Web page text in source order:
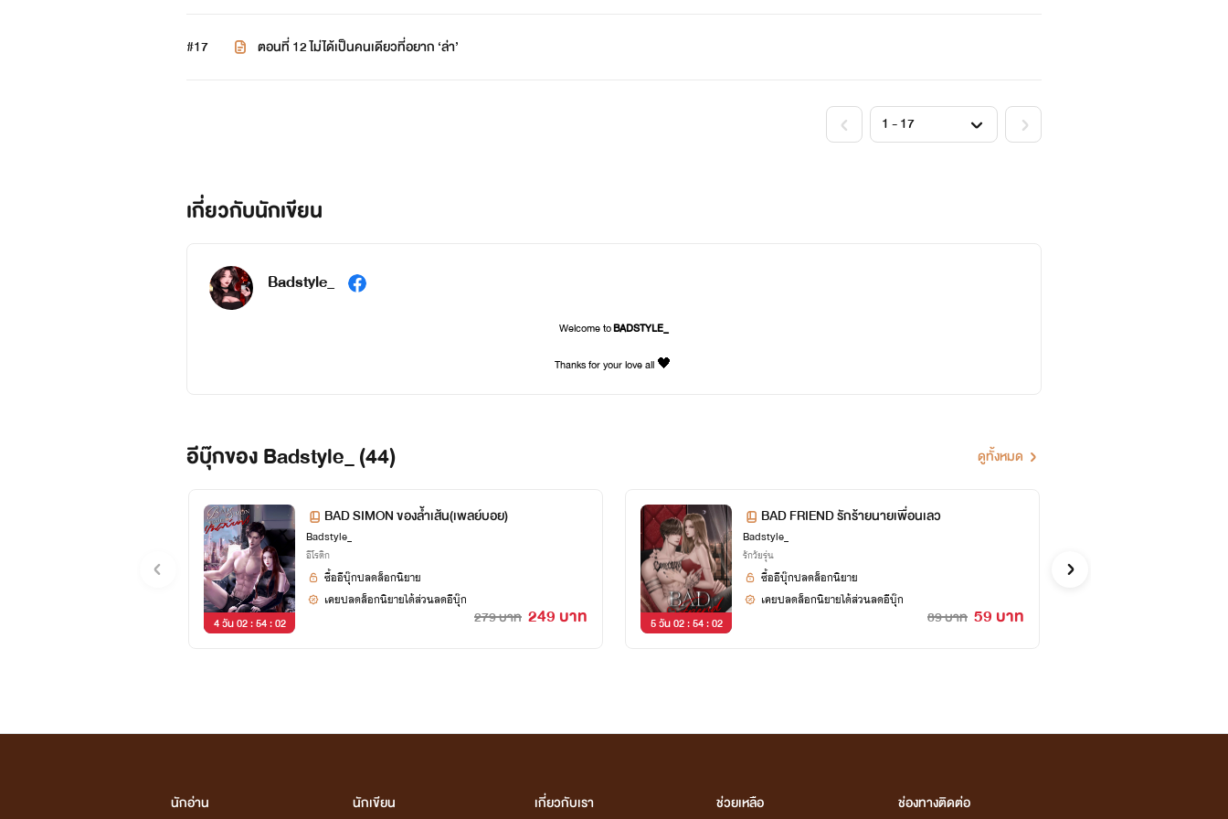
#17 ตอนที่ 12 ไม่ได้เป็นคนเดียวที่อยาก ‘ล่า’
เกี่ยวกับนักเขียน
Badstyle_
Welcome toBADSTYLE_
Thanks for your love all 🖤
อีบุ๊กของ Badstyle_ (44) ดูทั้งหมด
4 วัน 02 : 54 : 02
BAD SIMON ของล้ำเส้น(เพลย์บอย)
Badstyle_
อีโรติก
279 บาท 249 บาท
ซื้ออีบุ๊กปลดล็อกนิยาย
เคยปลดล็อกนิยายได้ส่วนลดอีบุ๊ก
5 วัน 02 : 54 : 02
BAD FRIEND รักร้ายนายเพื่อนเลว
Badstyle_
รักวัยรุ่น
89 บาท 59 บาท
ซื้ออีบุ๊กปลดล็อกนิยาย
เคยปลดล็อกนิยายได้ส่วนลดอีบุ๊ก
นักอ่าน นักเขียน เกี่ยวกับเรา ช่วยเหลือ ช่องทางติดต่อ